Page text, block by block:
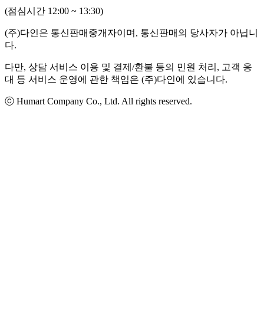
(점심시간 12:00 ~ 13:30)
(주)다인은 통신판매중개자이며, 통신판매의 당사자가 아닙니
다.
다만, 상담 서비스 이용 및 결제/환불 등의 민원 처리, 고객 응
대 등 서비스 운영에 관한 책임은 (주)다인에 있습니다.
ⓒ Humart Company Co., Ltd. All rights reserved.